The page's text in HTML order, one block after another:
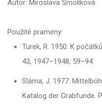
Autor: Miroslava Šmolíková
Použité prameny:
Turek, R. 1950: K
43, 1947–1948, 59–94.
Sláma, J. 1977:
Katalog der Grabfunde.